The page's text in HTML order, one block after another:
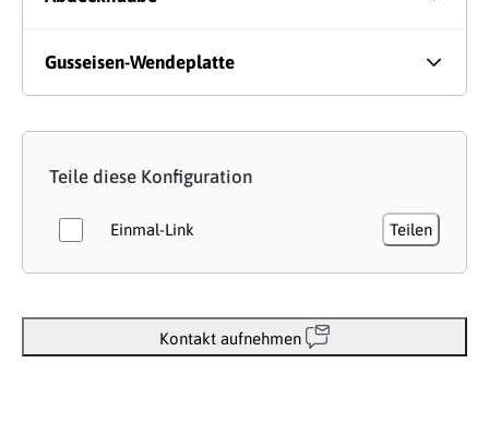
Gusseisen-Wendeplatte
Teile diese Konfiguration
Einmal-Link Teilen
Kontakt aufnehmen